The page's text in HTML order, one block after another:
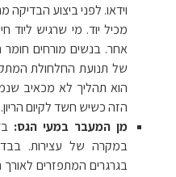
וידאו. לפני ביצוע
מכיל יוד. מי שרגיש ליוד
אחר. בנשים מורחים חומר
של תנועת החלחולת
הזה כשיש חשד לקיום הריון.
מן המעבר במעי הגס:
במקרה של עצירות.
בגרגרים המתפזרים לאורך